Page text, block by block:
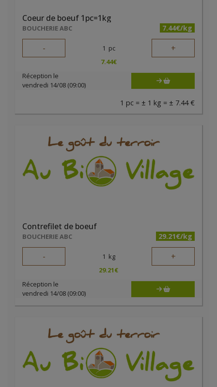
Coeur de boeuf 1pc=1kg
BOUCHERIE ABC 7.44€/kg
- 1 pc +
7.44€
Réception le
vendredi 14/08 (09:00)
1 pc = ± 1 kg = ± 7.44 €
Contrefilet de boeuf
BOUCHERIE ABC 29.21€/kg
- 1 kg +
29.21€
Réception le
vendredi 14/08 (09:00)